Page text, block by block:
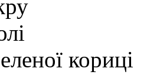
кориці